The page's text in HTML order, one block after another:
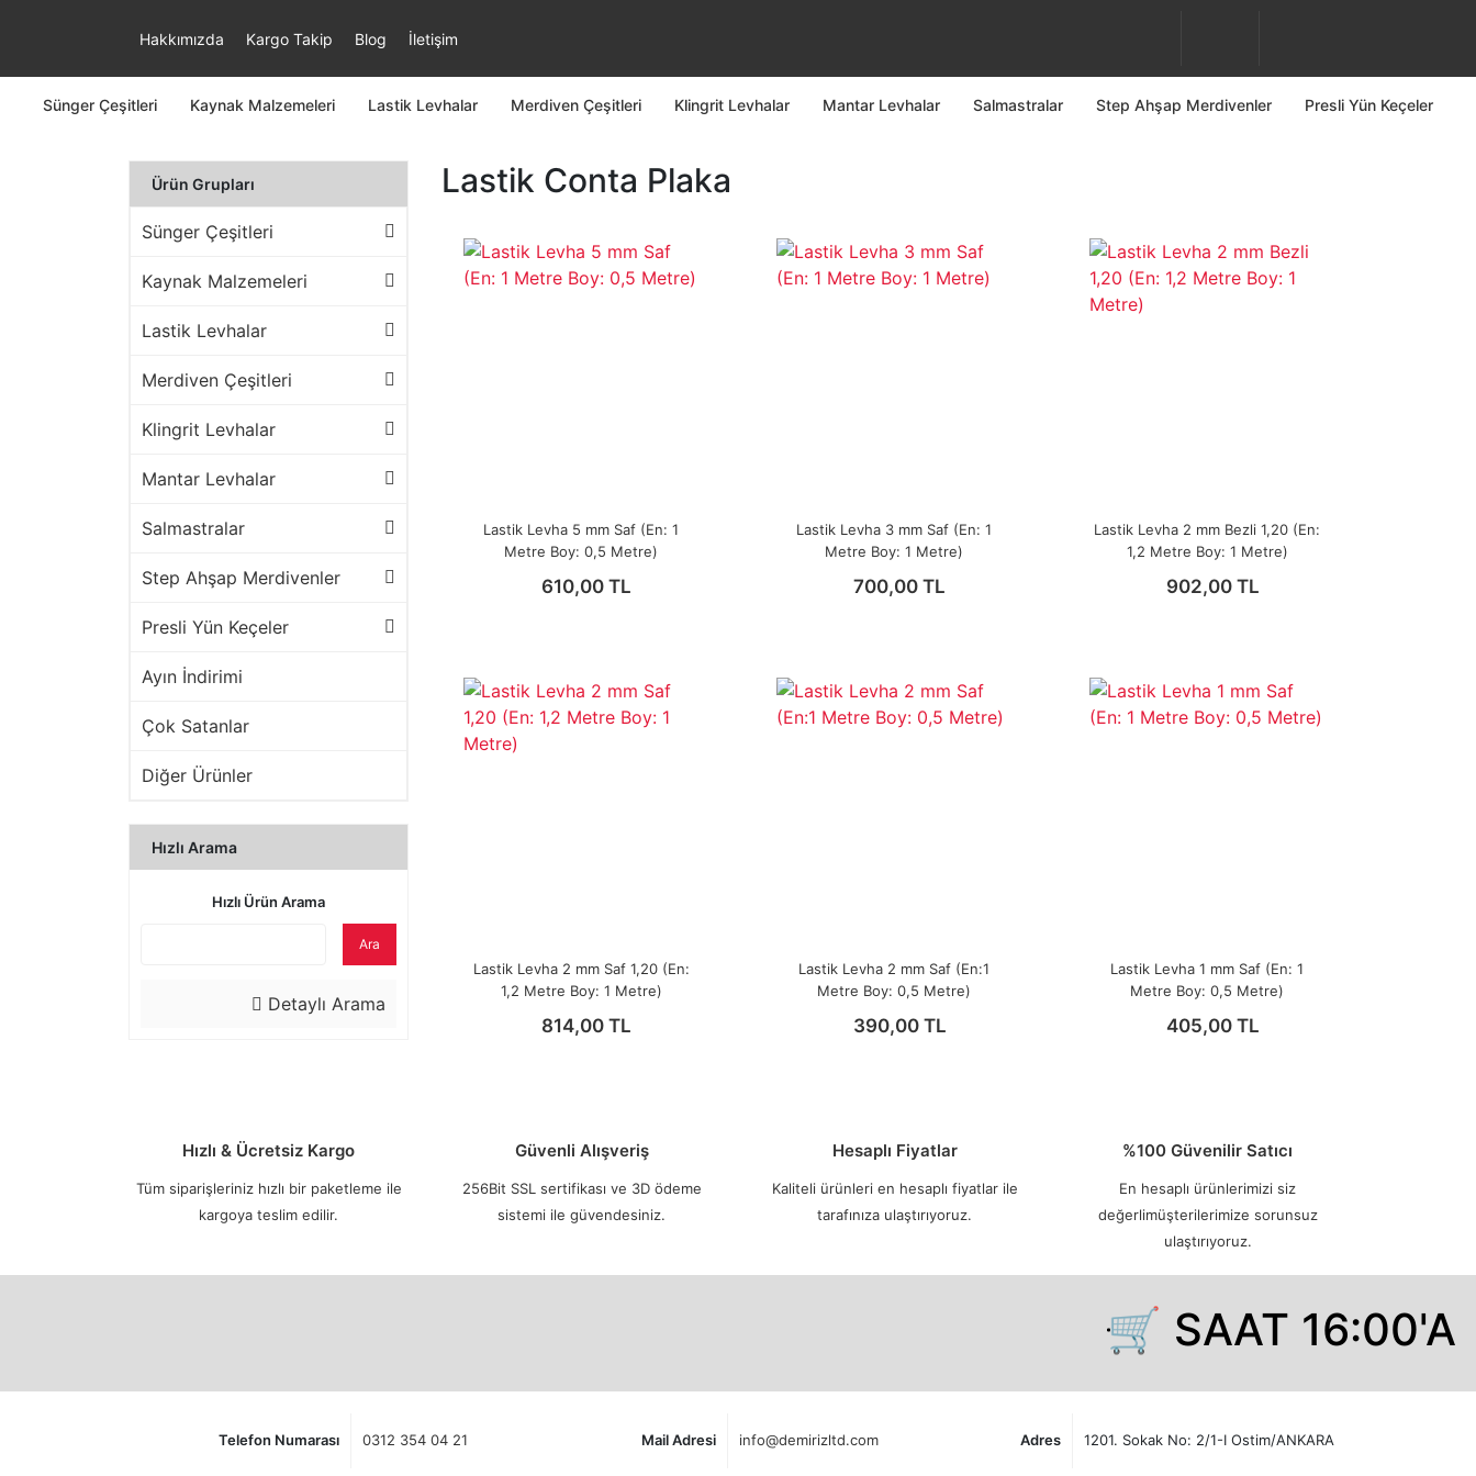
Hakkımızda Kargo Takip Blog İletişim
Sünger Çeşitleri Kaynak Malzemeleri Lastik Levhalar Merdiven Çeşitleri Klingrit Levhalar Mantar Levhalar Salmastralar Step Ahşap Merdivenler Presli Yün Keçeler
Ürün Grupları
Sünger Çeşitleri
Kaynak Malzemeleri
Lastik Levhalar
Merdiven Çeşitleri
Klingrit Levhalar
Mantar Levhalar
Salmastralar
Step Ahşap Merdivenler
Presli Yün Keçeler
Ayın İndirimi
Çok Satanlar
Diğer Ürünler
Hızlı Arama
Hızlı Ürün Arama
Ara
Detaylı Arama
Lastik Conta Plaka
Lastik Levha 5 mm Saf (En: 1
Metre Boy: 0,5 Metre)
610,00 TL
Lastik Levha 3 mm Saf (En: 1
Metre Boy: 1 Metre)
700,00 TL
Lastik Levha 2 mm Bezli 1,20 (En:
1,2 Metre Boy: 1 Metre)
902,00 TL
Lastik Levha 2 mm Saf 1,20 (En:
1,2 Metre Boy: 1 Metre)
814,00 TL
Lastik Levha 2 mm Saf (En:1
Metre Boy: 0,5 Metre)
390,00 TL
Lastik Levha 1 mm Saf (En: 1
Metre Boy: 0,5 Metre)
405,00 TL
Hızlı & Ücretsiz Kargo
Tüm siparişleriniz hızlı bir paketleme ile
kargoya teslim edilir.
Güvenli Alışveriş
256Bit SSL sertifikası ve 3D ödeme
sistemi ile güvendesiniz.
Hesaplı Fiyatlar
Kaliteli ürünleri en hesaplı fiyatlar ile
tarafınıza ulaştırıyoruz.
%100 Güvenilir Satıcı
En hesaplı ürünlerimizi siz
değerlimüşterilerimize sorunsuz
ulaştırıyoruz.
🛒 SAAT 16:00'A
Telefon Numarası 0312 354 04 21 Mail Adresi info@demirizltd.com Adres 1201. Sokak No: 2/1-I Ostim/ANKARA